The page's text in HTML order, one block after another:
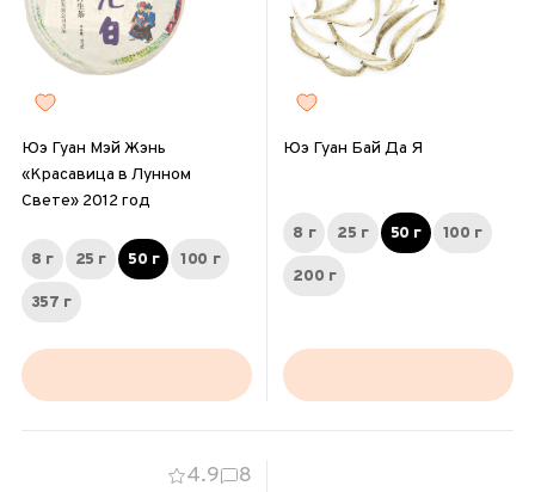
Юэ Гуан Мэй Жэнь
«Красавица в Лунном
Свете» 2012 год
8 г 25 г 50 г 100 г
357 г
Юэ Гуан Бай Да Я
8 г 25 г 50 г 100 г
200 г
4.9 8